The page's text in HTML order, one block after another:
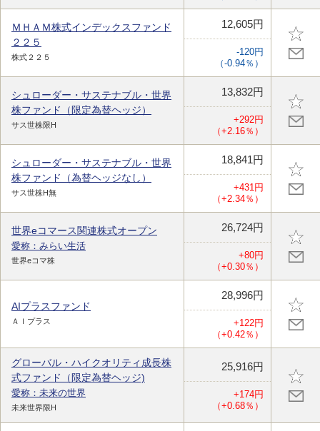
ＭＨＡＭ株式インデックスファンド
２２５
株式２２５
12,605円
-120円
（-0.94％）
シュローダー・サステナブル・世界
株ファンド（限定為替ヘッジ）
サス世株限H
13,832円
+292円
（+2.16％）
シュローダー・サステナブル・世界
株ファンド（為替ヘッジなし）
サス世株H無
18,841円
+431円
（+2.34％）
世界eコマース関連株式オープン
愛称：みらい生活
世界eコマ株
26,724円
+80円
（+0.30％）
AIプラスファンド
ＡＩプラス
28,996円
+122円
（+0.42％）
グローバル・ハイクオリティ成長株
式ファンド（限定為替ヘッジ)
愛称：未来の世界
未来世界限H
25,916円
+174円
（+0.68％）